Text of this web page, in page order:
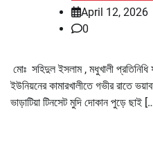
April 12, 2026
0
মোঃ সহিদুল ইসলাম , মধুখালী প্রতিনিধি
ইউনিয়নের কামারখালীতে গভীর রাতে
ভাড়াটিয়া টিনসেট মুদি দোকান পুড়ে ছাই